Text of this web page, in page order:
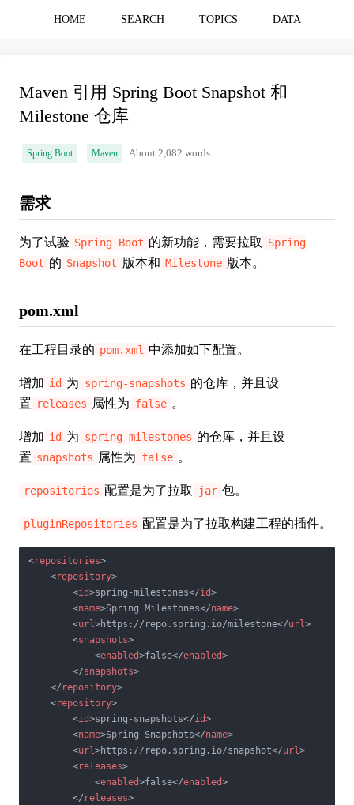
HOME SEARCH TOPICS DATA
Maven 引用 Spring Boot Snapshot 和
Milestone 仓库
Spring Boot Maven About 2,082 words
需求
为了试验 Spring Boot 的新功能，需要拉取
Spring
Boot 的 Snapshot 版本和 Milestone 版本。
pom.xml
在工程目录的 pom.xml 中添加如下配置。
增加 id 为 spring-snapshots 的仓库，并且设
置 releases 属性为 false 。
增加 id 为 spring-milestones 的仓库，并且设
置 snapshots 属性为 false 。
repositories 配置是为了拉取 jar 包。
pluginRepositories 配置是为了拉取构建工程的插件。
<repositories>
<repository>
<id>spring-milestones</id>
<name>Spring Milestones</name>
<url>https://repo.spring.io/milestone</url>
<snapshots>
<enabled>false</enabled>
</snapshots>
</ repository>
<repository>
<id>spring-snapshots</id>
<name>Spring Snapshots</name>
<url>https://repo.spring.io/snapshot</url>
<releases>
<enabled>false</enabled>
</ releases>